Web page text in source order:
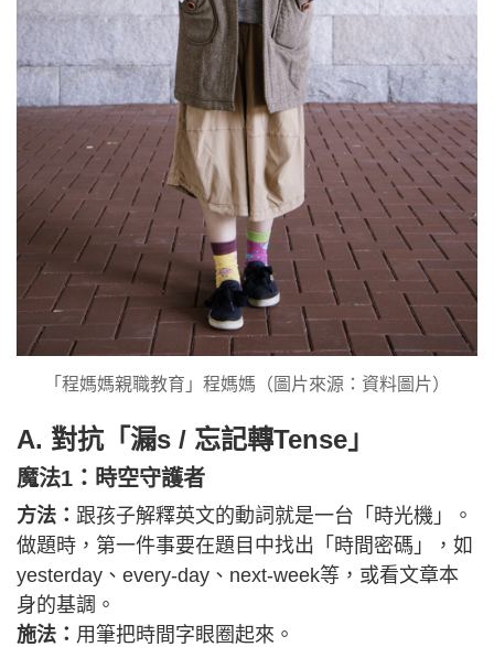
「程媽媽親職教育」程媽媽（圖片來源：資料圖片）
A. 對抗「漏s / 忘記轉Tense」
魔法1：時空守護者
方法： 跟孩子解釋英文的動詞就是一台「時光機」。
做題時，第一件事要在題目中找出「時間密碼」，如
yesterday、every-day、next-week等，或看文章本
身的基調。
施法： 用筆把時間字眼圈起來。